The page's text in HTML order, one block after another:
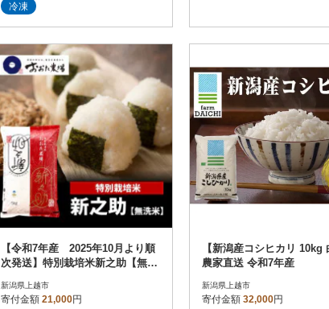
冷凍
【令和7年産 2025年10月より順
次発送】特別栽培米新之助【無洗
新潟県上越市
寄付金額 21,000円
【新潟産コシヒカリ 10kg
農家直送 令和7年産
新潟県上越市
寄付金額 32,000円